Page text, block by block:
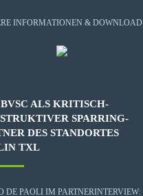
INFORMATIONEN & DOWNLOAD
ALS KRITISCH-
SPARRING-
DES STANDORTES
TXL
DE PAOLI IM PARTNERINTERVIEW: